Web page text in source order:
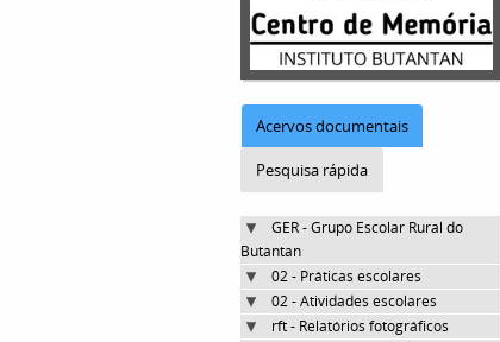
Acervos documentais
Pesquisa rápida
GER - Grupo Escolar Rural do
Butantan
02 - Práticas escolares
02 - Atividades escolares
rft - Relatórios fotográficos